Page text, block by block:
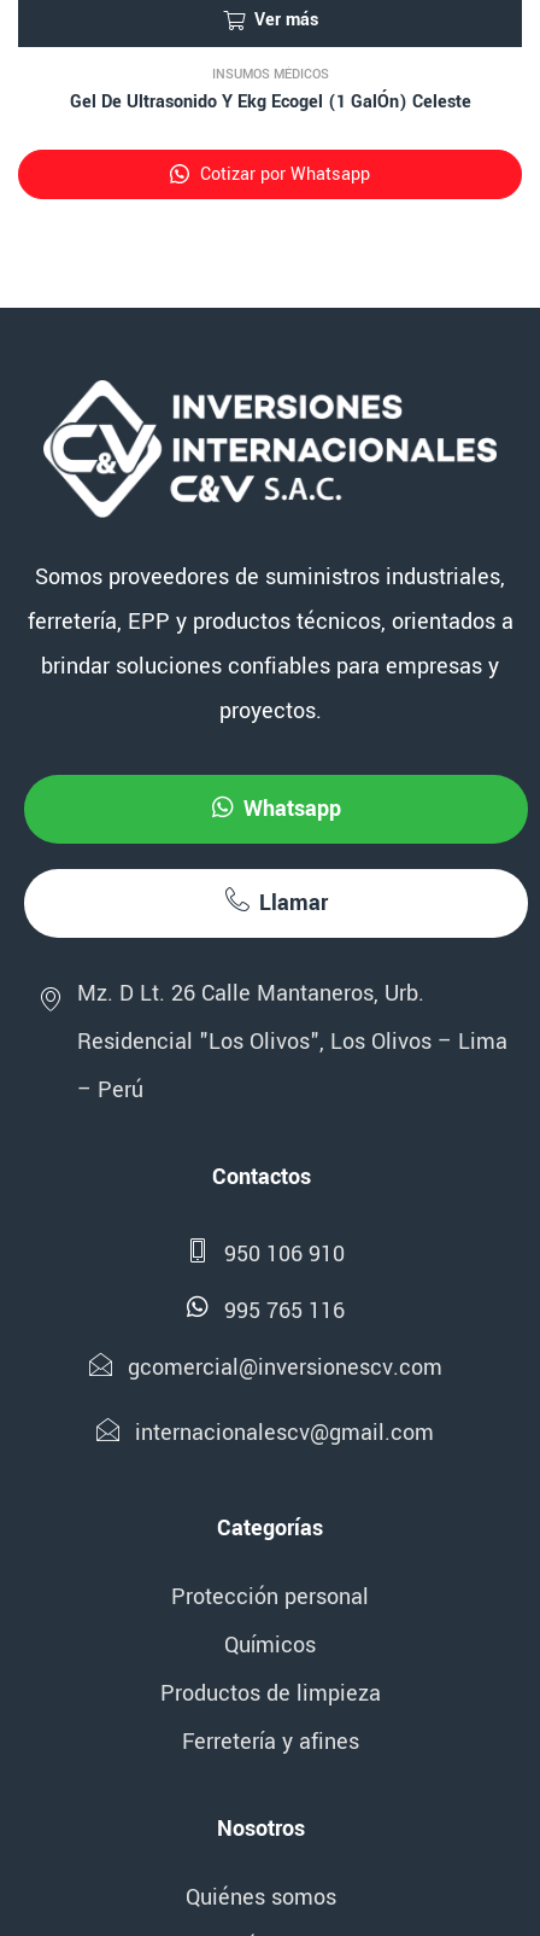
Ver más
INSUMOS MÉDICOS
Gel De Ultrasonido Y Ekg Ecogel (1 GalÓn) Celeste
Cotizar por Whatsapp
Somos proveedores de suministros industriales,
ferretería, EPP y productos técnicos, orientados a
brindar soluciones confiables para empresas y
proyectos.
Whatsapp
Llamar
Mz. D Lt. 26 Calle Mantaneros, Urb.
Residencial "Los Olivos", Los Olivos – Lima
– Perú
Contactos
950 106 910
995 765 116
gcomercial@inversionescv.com
internacionalescv@gmail.com
Categorías
Protección personal
Químicos
Productos de limpieza
Ferretería y afines
Nosotros
Quiénes somos